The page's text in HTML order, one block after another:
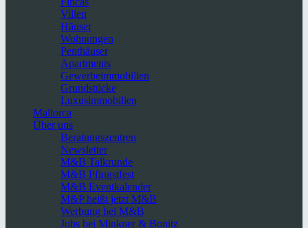
Villen
Häuser
Wohnungen
Penthäuser
Apartments
Gewerbeimmobilien
Grundstücke
Luxusimmobilien
Mallorca
Über uns
Beratungszentren
Newsletter
M&B Talkrunde
M&B Pfingstfest
M&B Eventkalender
M&P heißt jetzt M&B
Werbung bei M&B
Jobs bei Minkner & Bonitz